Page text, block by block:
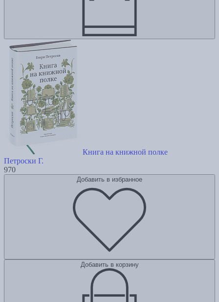
Книга на книжной полке
Петроски Г.
970
Добавить в избранное
Добавить в корзину